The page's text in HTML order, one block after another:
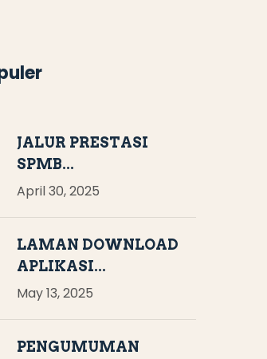
JALUR PRESTASI
SPMB...
April 30, 2025
LAMAN DOWNLOAD
APLIKASI...
May 13, 2025
PENGUMUMAN